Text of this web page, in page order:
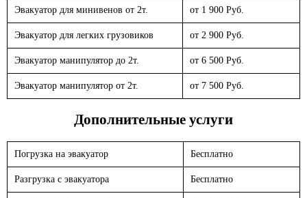
Эвакуатор для минивенов от 2т. от 1 900 Руб.
Эвакуатор для легких грузовиков от 2 900 Руб.
Эвакуатор манипулятор до 2т. от 6 500 Руб.
Эвакуатор манипулятор от 2т. от 7 500 Руб.
Дополнительные услуги
Погрузка на эвакуатор Бесплатно
Разгрузка с эвакуатора Бесплатно